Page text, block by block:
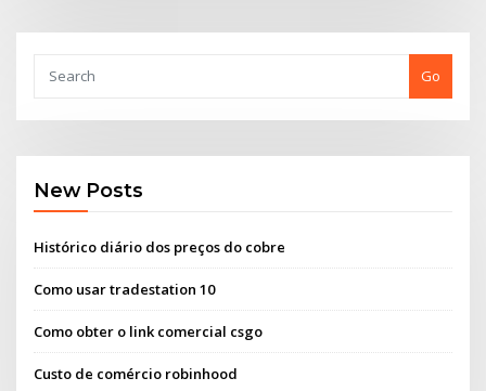
Go
New Posts
Histórico diário dos preços do cobre
Como usar tradestation 10
Como obter o link comercial csgo
Custo de comércio robinhood